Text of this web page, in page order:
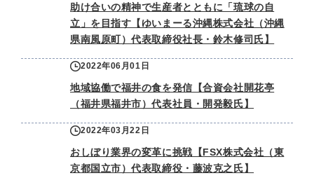
助け合いの精神で生産者とともに「琉球の自
立」を目指す【ゆいまーる沖縄株式会社（沖縄
県南風原町）代表取締役社長・鈴木修司氏】
2022年06月01日
地域協働で福井の食を発信【合資会社開花亭
（福井県福井市）代表社員・開発毅氏】
2022年03月22日
おしぼり業界の変革に挑戦【FSX株式会社（東
京都国立市）代表取締役・藤波克之氏】